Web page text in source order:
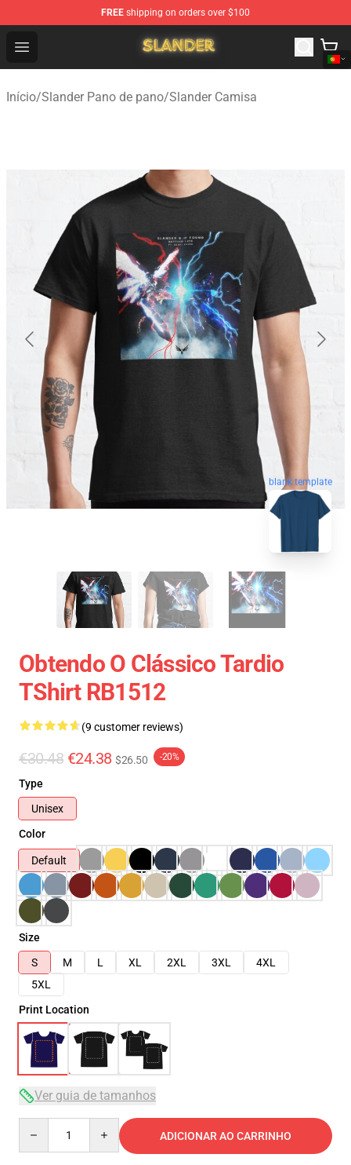
FREE shipping on orders over $100
Open menu
Slander Shop - Official Slander Merchandise Store
Início/Slander Pano de pano/Slander Camisa
blank template
Obtendo O Clássico Tardio
TShirt RB1512
(9 customer reviews)
€30.48 €24.38 $26.50 -20%
Type
Unisex
Color
Default
Size
S
M L XL 2XL 3XL
4XL
5XL
Print Location
Ver guia de tamanhos
ADICIONAR AO CARRINHO